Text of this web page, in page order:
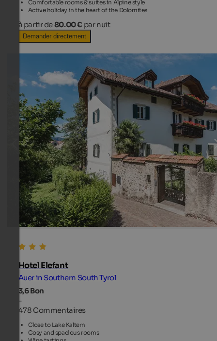
Comfortable rooms & suites in Alpine style
Active holiday in the heart of the Dolomites
à partir de80.00 € par nuit
Demander directement
Hotel Elefant
Auer in Southern South Tyrol
3,6Bon
-
478 Commentaires
Close to Lake Kaltern
Cosy and spacious rooms